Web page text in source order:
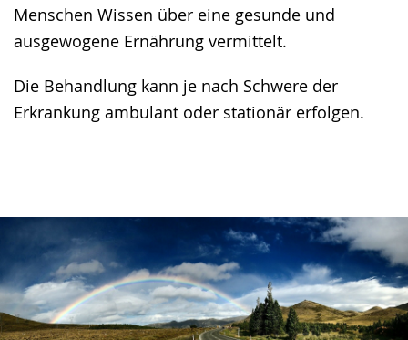
Menschen Wissen über eine gesunde und
ausgewogene Ernährung vermittelt.
Die Behandlung kann je nach Schwere der
Erkrankung ambulant oder stationär erfolgen.